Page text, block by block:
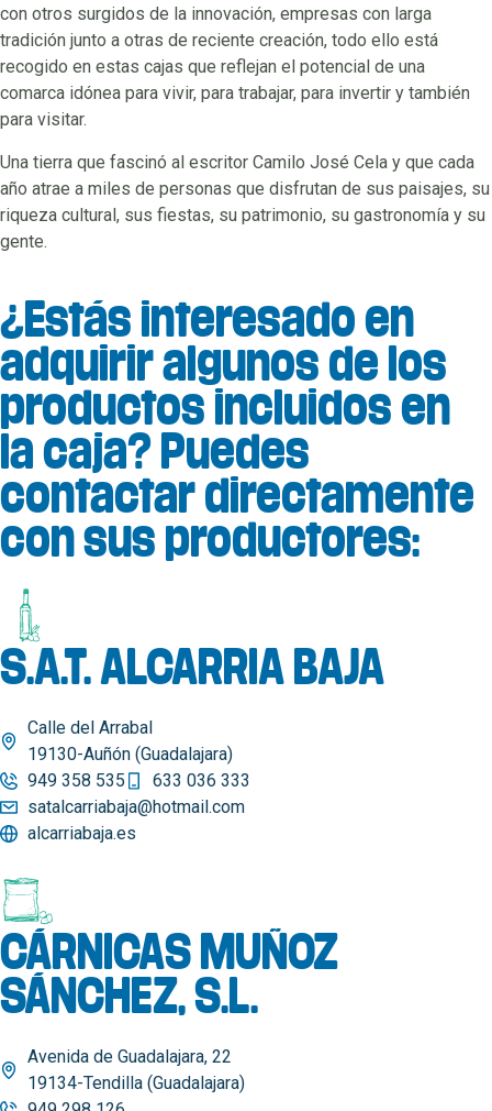
con otros surgidos de la innovación, empresas con larga
tradición junto a otras de reciente creación, todo ello está
recogido en estas cajas que reflejan el potencial de una
comarca idónea para vivir, para trabajar, para invertir y también
para visitar.
Una tierra que fascinó al escritor Camilo José Cela y que cada
año atrae a miles de personas que disfrutan de sus paisajes, su
riqueza cultural, sus fiestas, su patrimonio, su gastronomía y su
gente.
¿Estás interesado en
adquirir algunos de los
productos incluidos en
la caja? Puedes
contactar directamente
con sus productores:
S.A.T. ALCARRIA BAJA
Calle del Arrabal
19130-Auñón (Guadalajara)
949 358 535
633 036 333
satalcarriabaja@hotmail.com
alcarriabaja.es
CÁRNICAS MUÑOZ
SÁNCHEZ, S.L.
Avenida de Guadalajara, 22
19134-Tendilla (Guadalajara)